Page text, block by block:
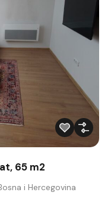
65 m2
i Hercegovina